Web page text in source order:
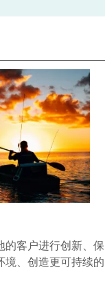
的客户进行创新、保
境、创造更可持续的